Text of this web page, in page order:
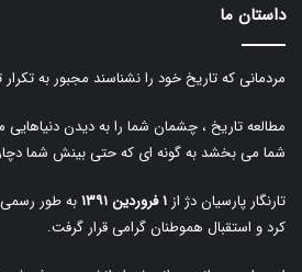
داستان ما
مردمانی که تاریخ خود را نشناسند مجبور به
مطالعه تاریخ ، چشمان شما را به دیدن دنیاهایی
شما می بخشد به گونه ای که حتی بینش شما
تارنگار پارسیان دژ از ۱ فروردین ۱۳۹۱
به طور رسمی
کرد و استقبال هموطنان گرامی قرار گرفت.